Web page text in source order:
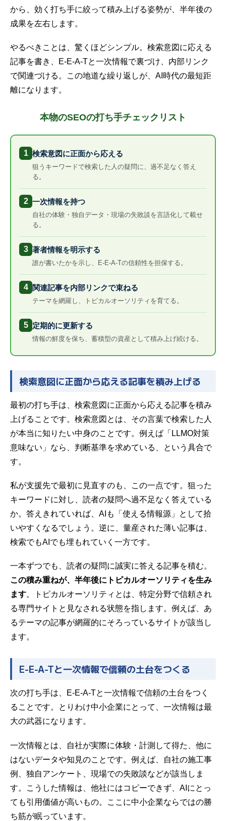
から、効く打ち手に絞って積み上げる姿勢が、半年後の
成果を左右します。
やるべきことは、驚くほどシンプル。検索意図に応える
記事を書き、E-E-A-Tと一次情報で裏づけ、内部リンク
で関連づける。この地道な繰り返しが、AI時代の最短距
離になります。
本物のSEOの打ち手チェックリスト
1 検索意図に正面から応える
狙うキーワードで検索した人の疑問に、過不足なく答え
る。
2 一次情報を持つ
自社の体験・独自データ・現場の失敗談を言語化して載せ
る。
3 著者情報を明示する
誰が書いたかを示し、E-E-A-Tの信頼性を担保する。
4 関連記事を内部リンクで束ねる
テーマを網羅し、トピカルオーソリティを育てる。
5 定期的に更新する
情報の鮮度を保ち、蓄積型の資産として積み上げ続ける。
検索意図に正面から応える記事を積み上げる
最初の打ち手は、検索意図に正面から応える記事を積み
上げることです。検索意図とは、その言葉で検索した人
が本当に知りたい中身のことです。例えば「LLMO対策
意味ない」なら、判断基準を求めている、という具合で
す。
私が支援先で最初に見直すのも、この一点です。狙った
キーワードに対し、読者の疑問へ過不足なく答えている
か。答えきれていれば、AIも「使える情報源」として拾
いやすくなるでしょう。逆に、量産された薄い記事は、
検索でもAIでも埋もれていく一方です。
一本ずつでも、読者の疑問に誠実に答える記事を積む。
この積み重ねが、半年後にトピカルオーソリティを生み
ます。トピカルオーソリティとは、特定分野で信頼され
る専門サイトと見なされる状態を指します。例えば、あ
るテーマの記事が網羅的にそろっているサイトが該当し
ます。
E-E-A-Tと一次情報で信頼の土台をつくる
次の打ち手は、E-E-A-Tと一次情報で信頼の土台をつく
ることです。とりわけ中小企業にとって、一次情報は最
大の武器になります。
一次情報とは、自社が実際に体験・計測して得た、他に
はないデータや知見のことです。例えば、自社の施工事
例、独自アンケート、現場での失敗談などが該当しま
す。こうした情報は、他社にはコピーできず、AIにとっ
ても引用価値が高いもの。ここに中小企業ならではの勝
ち筋が眠っています。